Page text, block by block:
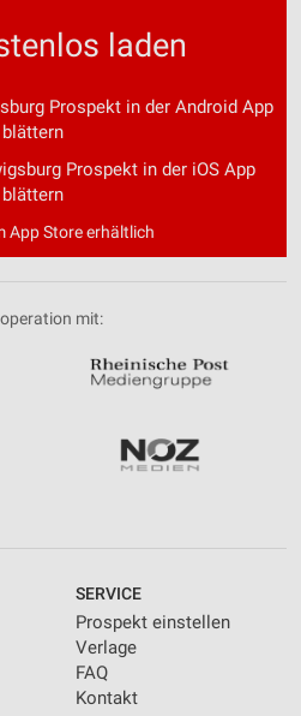
laden
Prospekt in der Android App
blättern
Prospekt in der iOS App
blättern
App Store erhältlich
mit:
SERVICE
Prospekt einstellen
Verlage
FAQ
Kontakt